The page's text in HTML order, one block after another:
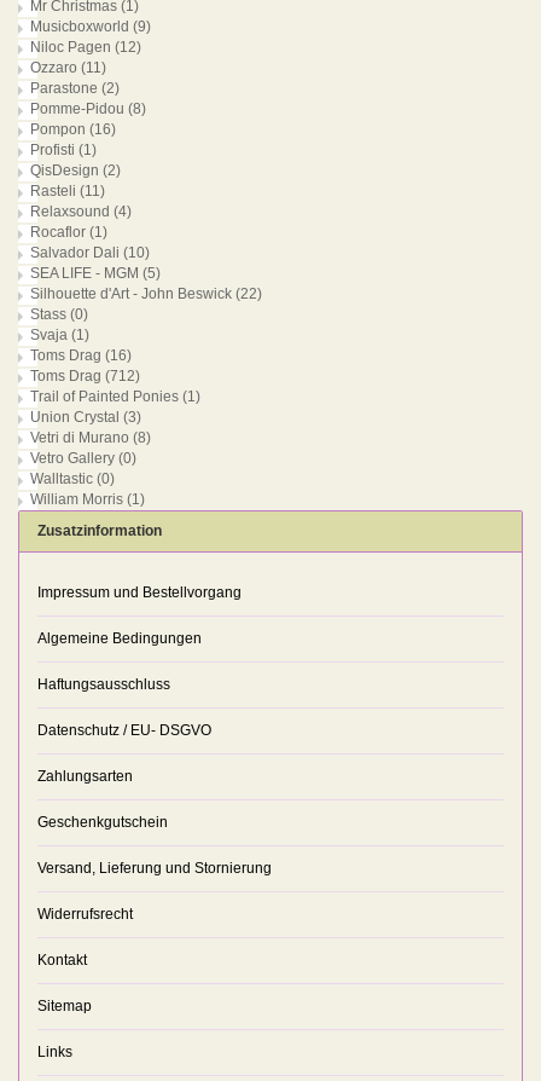
Mr Christmas (1)
Musicboxworld (9)
Niloc Pagen (12)
Ozzaro (11)
Parastone (2)
Pomme-Pidou (8)
Pompon (16)
Profisti (1)
QisDesign (2)
Rasteli (11)
Relaxsound (4)
Rocaflor (1)
Salvador Dali (10)
SEA LIFE - MGM (5)
Silhouette d'Art - John Beswick (22)
Stass (0)
Svaja (1)
Toms Drag (16)
Toms Drag (712)
Trail of Painted Ponies (1)
Union Crystal (3)
Vetri di Murano (8)
Vetro Gallery (0)
Walltastic (0)
William Morris (1)
Zusatzinformation
Impressum und Bestellvorgang
Algemeine Bedingungen
Haftungsausschluss
Datenschutz / EU- DSGVO
Zahlungsarten
Geschenkgutschein
Versand, Lieferung und Stornierung
Widerrufsrecht
Kontakt
Sitemap
Links